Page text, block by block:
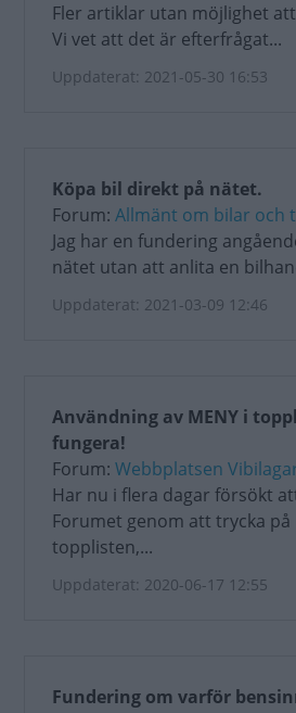
Fler artiklar utan möjlighet
Vi vet att det är efterfrågat...
Uppdaterat: 2021-05-30 16:53
Köpa bil direkt på nätet.
Forum: Allmänt om bilar och
Jag har en fundering
nätet utan att anlita en
Uppdaterat: 2021-03-09 12:46
Användning av MENY i
fungera!
Forum: Webbplatsen
Har nu i flera dagar försökt
Forumet genom att trycka på
topplisten,...
Uppdaterat: 2020-06-17 12:55
Fundering om varför